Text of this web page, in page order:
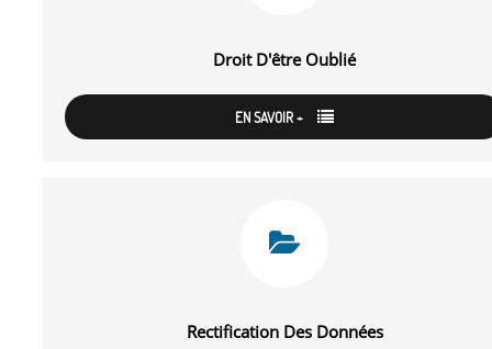
Droit D'être Oublié
EN SAVOIR +
Rectification Des Données